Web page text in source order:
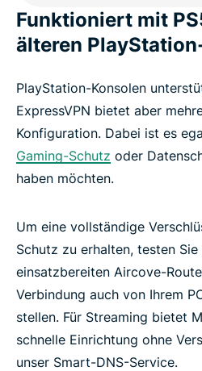
ExpressVPN für Gaming auf
Funktioniert mit
älteren
PlayStation-Konsolen
ExpressVPN bietet aber
Konfiguration. Dabei ist es
Gaming-Schutz oder
haben möchten.
Um eine vollständige
Schutz zu erhalten, testen Sie
einsatzbereiten Aircove-
Verbindung auch von Ihrem
stellen. Für Streaming bietet
schnelle Einrichtung ohne
unser Smart-DNS-Service.